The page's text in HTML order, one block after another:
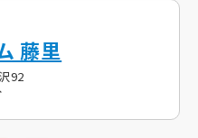
藤里
92